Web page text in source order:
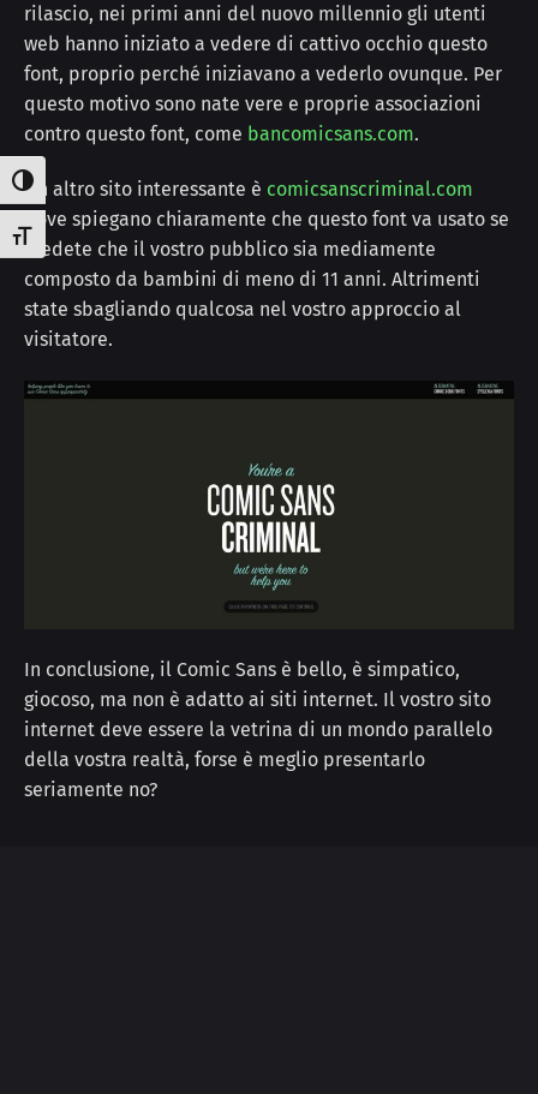
Attiva/disattiva alto contrasto
Attiva/disattiva dimensione testo
rilascio, nei primi anni del nuovo millennio gli utenti
web hanno iniziato a vedere di cattivo occhio questo
font, proprio perché iniziavano a vederlo ovunque. Per
questo motivo sono nate vere e proprie associazioni
contro questo font, come bancomicsans.com.
Un altro sito interessante è comicsanscriminal.com
dove spiegano chiaramente che questo font va usato se
credete che il vostro pubblico sia mediamente
composto da bambini di meno di 11 anni. Altrimenti
state sbagliando qualcosa nel vostro approccio al
visitatore.
In conclusione, il Comic Sans è bello, è simpatico,
giocoso, ma non è adatto ai siti internet. Il vostro sito
internet deve essere la vetrina di un mondo parallelo
della vostra realtà, forse è meglio presentarlo
seriamente no?